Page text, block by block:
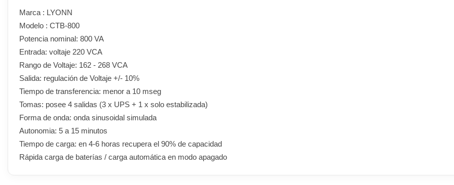
Marca : LYONN
Modelo : CTB-800
Potencia nominal: 800 VA
Entrada: voltaje 220 VCA
Rango de Voltaje: 162 - 268 VCA
Salida: regulación de Voltaje +/- 10%
Tiempo de transferencia: menor a 10 mseg
Tomas: posee 4 salidas (3 x UPS + 1 x solo estabilizada)
Forma de onda: onda sinusoidal simulada
Autonomia: 5 a 15 minutos
Tiempo de carga: en 4-6 horas recupera el 90% de capacidad
Rápida carga de baterías / carga automática en modo apagado